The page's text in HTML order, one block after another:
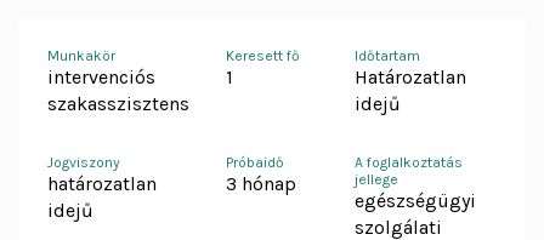
Munkakör
intervenciós
szakasszisztens
Keresett fő
1
Időtartam
Határozatlan
idejű
Jogviszony
határozatlan
idejű
Próbaidő
3 hónap
A foglalkoztatás
jellege
egészségügyi
szolgálati